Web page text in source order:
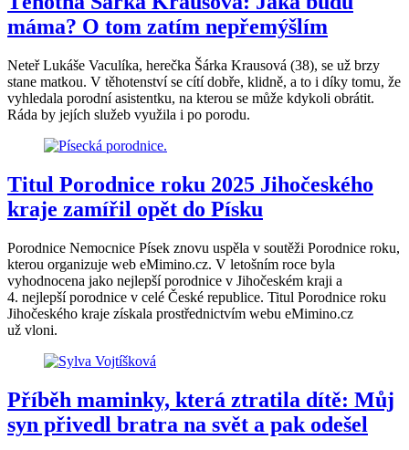
máma? O tom zatím nepřemýšlím
Neteř Lukáše Vaculíka, herečka Šárka Krausová (38), se už brzy
stane matkou. V těhotenství se cítí dobře, klidně, a to i díky tomu, že
vyhledala porodní asistentku, na kterou se může kdykoli obrátit.
Ráda by jejích služeb využila i po porodu.
Titul Porodnice roku 2025 Jihočeského
kraje zamířil opět do Písku
Porodnice Nemocnice Písek znovu uspěla v soutěži Porodnice roku,
kterou organizuje web eMimino.cz. V letošním roce byla
vyhodnocena jako nejlepší porodnice v Jihočeském kraji a
4. nejlepší porodnice v celé České republice. Titul Porodnice roku
Jihočeského kraje získala prostřednictvím webu eMimino.cz
už vloni.
Příběh maminky, která ztratila dítě: Můj
syn přivedl bratra na svět a pak odešel